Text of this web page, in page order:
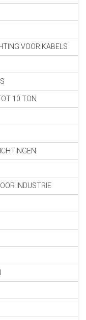
VOOR KABELS
10 TON
INDUSTRIE